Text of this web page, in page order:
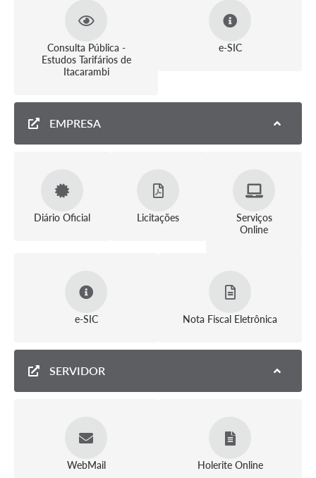
Consulta Pública -
Estudos Tarifários de
Itacarambi
e-SIC
EMPRESA
Diário Oficial Licitações
Serviços
Online
e-SIC Nota Fiscal Eletrônica
SERVIDOR
WebMail Holerite Online